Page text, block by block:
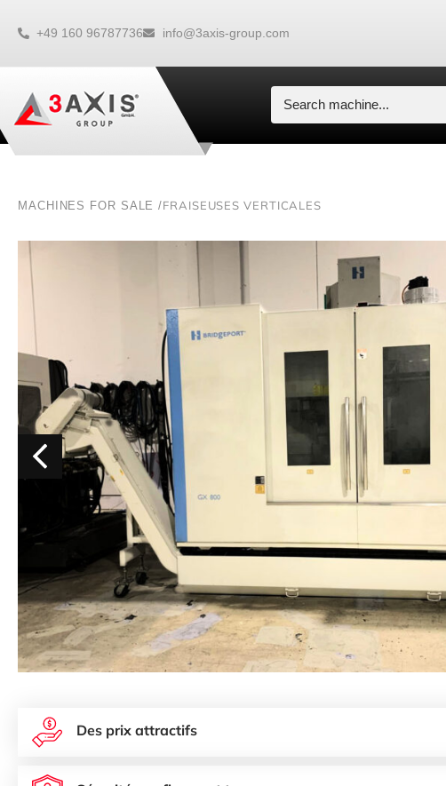
+49 160 96787736 info@3axis-group.com
MACHINES FOR SALE /FRAISEUSES VERTICALES
Des prix attractifs